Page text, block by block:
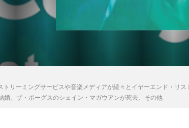
リーミングサービスや音楽メディアが続々とイヤーエンド・リス
、ザ・ポーグスのシェイン・マガウアンが死去、その他